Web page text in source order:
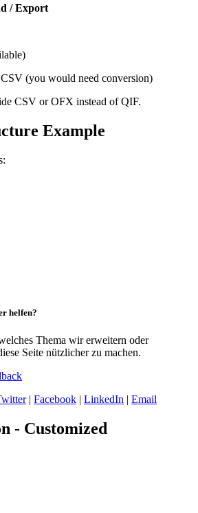
/ Export
(you would need conversion)
CSV or OFX instead of QIF.
Example
helfen?
Thema wir erweitern oder
Seite nützlicher zu machen.
| Facebook | LinkedIn | Email
- Customized